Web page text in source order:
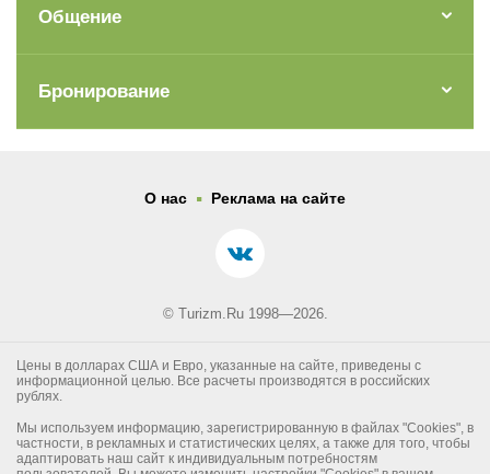
Общение
Бронирование
О нас . Реклама на сайте
© Turizm.Ru 1998—2026.
Цены в долларах США и Евро, указанные на сайте, приведены с
информационной целью. Все расчеты производятся в российских
рублях.
Мы используем информацию, зарегистрированную в файлах "Cookies", в
частности, в рекламных и статистических целях, а также для того, чтобы
адаптировать наш сайт к индивидуальным потребностям